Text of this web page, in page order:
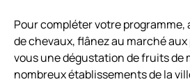
Pour compléter votre programme,
de chevaux, flânez au marché
vous une dégustation de fruits de
nombreux établissements de la